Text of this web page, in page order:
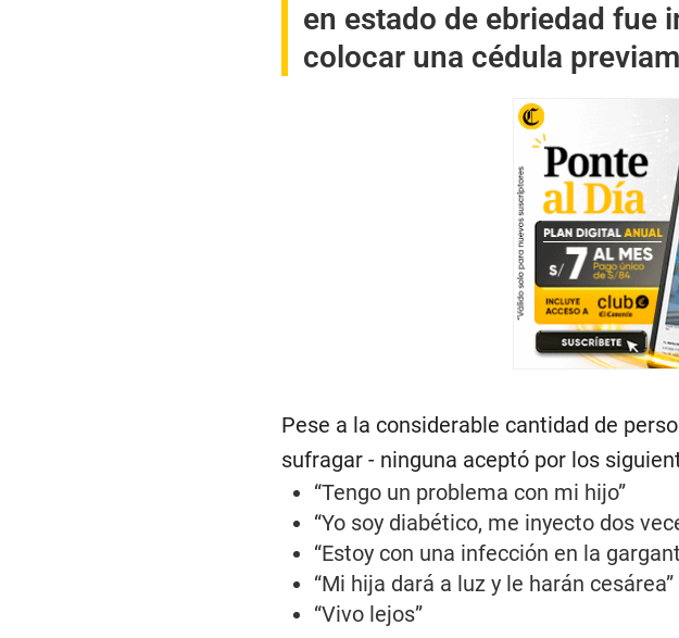
en estado de ebriedad fue
colocar una cédula
Pese a la considerable cantidad de
sufragar - ninguna aceptó por los
“Tengo un problema con mi hijo”
“Yo soy diabético, me inyecto dos
“Estoy con una infección en la
“Mi hija dará a luz y le harán cesárea”
“Vivo lejos”